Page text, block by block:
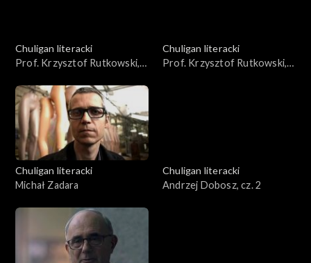
Chuligan literacki
Prof. Krzysztof Rutkowski,
Chuligan literacki
Prof. Krzysztof Rutkowski,
Chuligan literacki
Michał Zadara
Chuligan literacki
Andrzej Dobosz, cz. 2